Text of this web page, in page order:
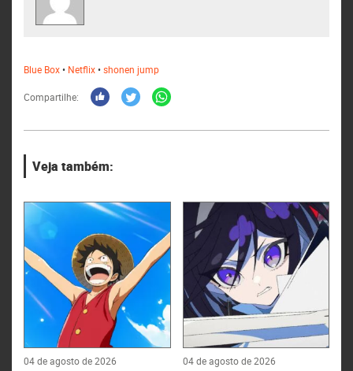
Blue Box• Netflix•shonen jump
Compartilhe:
Veja também:
04 de agosto de 2026 04 de agosto de 2026